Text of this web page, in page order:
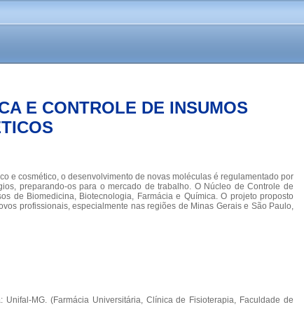
E CONTROLE DE INSUMOS
e cosmético, o desenvolvimento de novas moléculas é regulamentado por
preparando-os para o mercado de trabalho. O Núcleo de Controle de
de Biomedicina, Biotecnologia, Farmácia e Química. O projeto proposto
profissionais, especialmente nas regiões de Minas Gerais e São Paulo,
MG. (Farmácia Universitária, Clínica de Fisioterapia, Faculdade de